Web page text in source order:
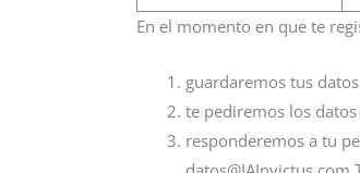
En el momento en que te
guardaremos tus
te pediremos los
responderemos a tu